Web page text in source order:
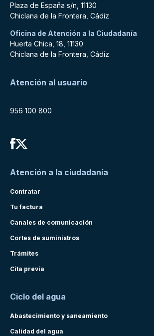
Plaza de España s/n, 11130
Chiclana de la Frontera, Cádiz
Oficina de Atención a la Ciudadanía
Huerta Chica, 18, 11130
Chiclana de la Frontera, Cádiz
Atención al usuario
956 100 800
Atención a la ciudadanía
Contratar
Tu factura
Canales de comunicación
Cortes de suministros
Trámites
Cita previa
Ciclo del agua
Abastecimiento y saneamiento
Calidad del agua